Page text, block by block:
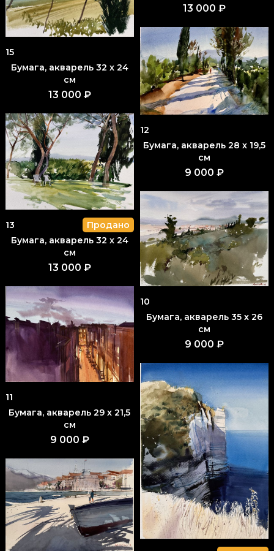
15
Бумага, акварель 32 x 24
см
13 000 ₽
13
Продано
Бумага, акварель 32 x 24
см
13 000 ₽
11
Бумага, акварель 29 x 21,5
см
9 000 ₽
13 000 ₽
12
Бумага, акварель 28 x 19,5
см
9 000 ₽
10
Бумага, акварель 35 x 26
см
9 000 ₽